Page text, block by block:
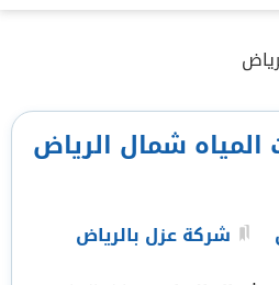
بحث
شمال الرياض
شركة عزل بالرياض